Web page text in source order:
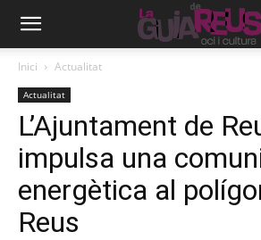
Inici Actualitat
Actualitat
L’Ajuntament de
impulsa una
energètica al
Reus